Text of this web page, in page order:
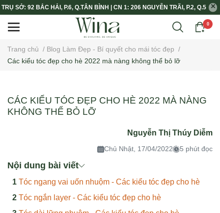
TRỤ SỞ: 92 BẮC HẢI, P.6, Q.TÂN BÌNH | CN 1: 206 NGUYỄN TRÃI, P.2, Q.5
0
Trang chủ / Blog Làm Đẹp - Bí quyết cho mái tóc đẹp /
Các kiểu tóc đẹp cho hè 2022 mà nàng không thể bỏ lỡ
CÁC KIỂU TÓC ĐẸP CHO HÈ 2022 MÀ NÀNG
KHÔNG THỂ BỎ LỠ
Nguyễn Thị Thúy Diễm
Chủ Nhật, 17/04/2022 5 phút đọc
Nội dung bài viết
Tóc ngang vai uốn nhuộm - Các kiểu tóc đẹp cho hè
Tóc ngắn layer - Các kiểu tóc đẹp cho hè